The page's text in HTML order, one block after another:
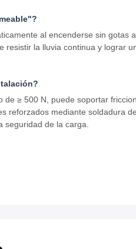
al encenderse sin gotas
la lluvia continua y lograr
≥ 500 N, puede soportar
reforzados mediante soldadura
de la carga.